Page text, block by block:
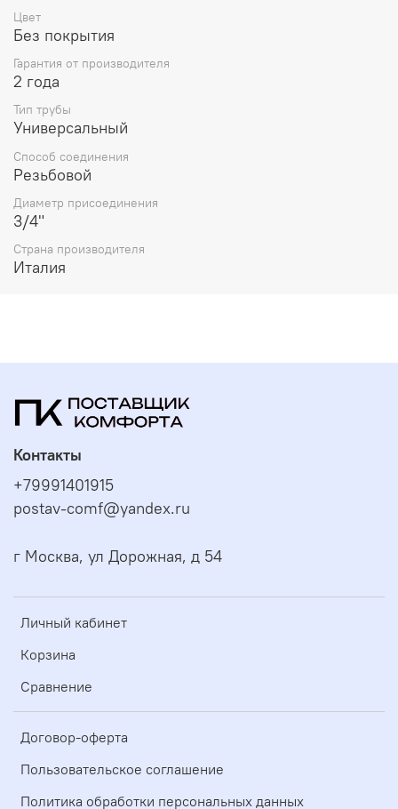
Цвет
Без покрытия
Гарантия от производителя
2 года
Тип трубы
Универсальный
Способ соединения
Резьбовой
Диаметр присоединения
3/4"
Страна производителя
Италия
Личный кабинет
Корзина
Сравнение
Договор-оферта
Пользовательское соглашение
Политика обработки персональных данных
Контакты
+79991401915
postav-comf@yandex.ru
г Москва, ул Дорожная, д 54